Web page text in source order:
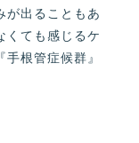
が出ることもあ
くても感じるケ
根管症候群』